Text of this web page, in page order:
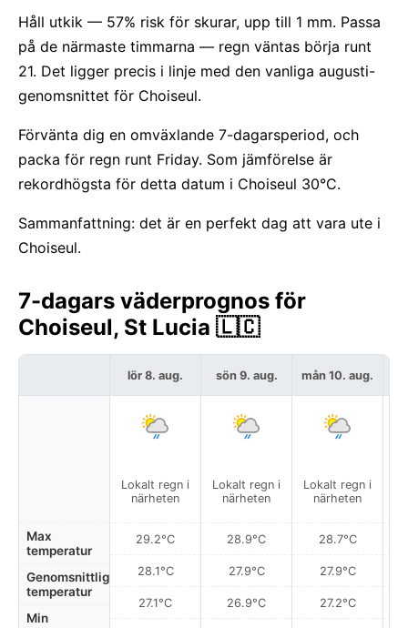
Håll utkik — 57% risk för skurar, upp till 1 mm. Passa
på de närmaste timmarna — regn väntas börja runt
21. Det ligger precis i linje med den vanliga augusti-
genomsnittet för Choiseul.
Förvänta dig en omväxlande 7-dagarsperiod, och
packa för regn runt Friday. Som jämförelse är
rekordhögsta för detta datum i Choiseul 30°C.
Sammanfattning: det är en perfekt dag att vara ute i
Choiseul.
7-dagars väderprognos för
Choiseul, St Lucia 🇱🇨
Max
temperatur
Genomsnittlig
temperatur
Min
lör 8. aug.
Lokalt regn i
närheten
29.2°C
28.1°C
27.1°C
sön 9. aug.
Lokalt regn i
närheten
28.9°C
27.9°C
26.9°C
mån 10. aug.
Lokalt regn i
närheten
28.7°C
27.9°C
27.2°C